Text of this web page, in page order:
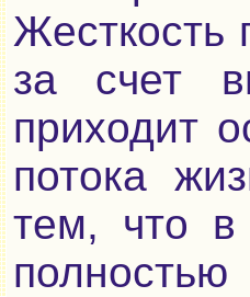
Жесткость
за счет
приходит
потока
тем, что в